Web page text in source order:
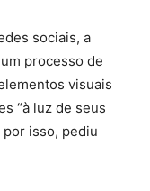
sociais, a
processo de
visuais
“à luz de seus
por isso, pediu